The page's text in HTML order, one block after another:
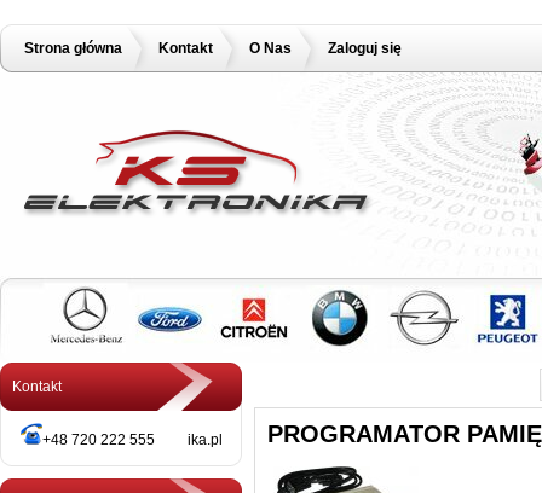
Strona główna Kontakt O Nas Zaloguj się
Kontakt
+48 720 222 555 ika.pl PROGRAMATOR